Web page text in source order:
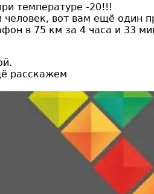
температуре -20!!!
вот вам ещё один
в 75 км за 4 часа и 33
расскажем